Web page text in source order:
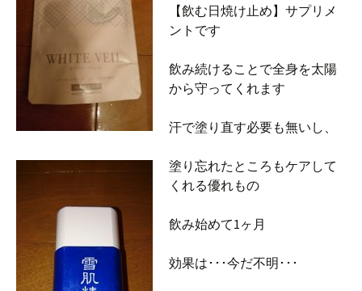
【飲む日焼け止め】サプリメ
ントです
飲み続けることで全身を太陽
から守ってくれます
汗で塗り直す必要も無いし、
塗り忘れたところもケアして
くれる優れもの
飲み始めて1ヶ月
効果は･･･今だ不明･･･